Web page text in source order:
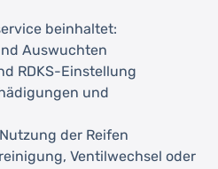
beinhaltet:
Auswuchten
RDKS-Einstellung
und
der Reifen
Ventilwechsel oder